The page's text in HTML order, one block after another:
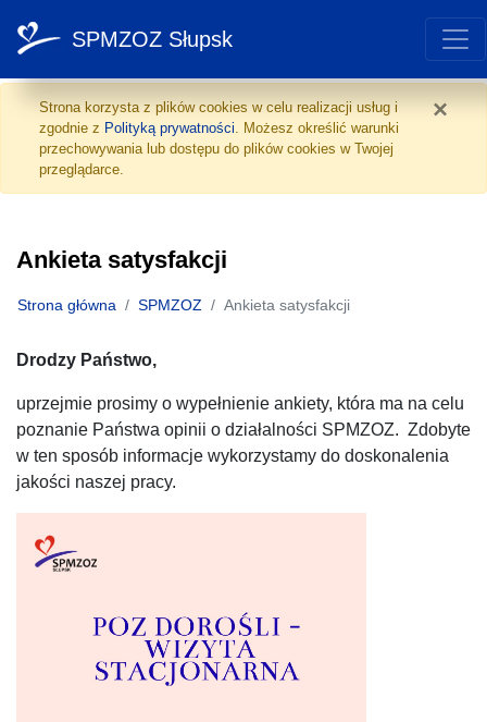
Ankieta satysfakcji ×
Strona korzysta z plików cookies w celu realizacji usług i
zgodnie z Polityką prywatności. Możesz określić warunki
przechowywania lub dostępu do plików cookies w Twojej
przeglądarce.
SPMZOZ Słupsk
Ankieta satysfakcji
Strona główna SPMZOZ Ankieta satysfakcji
Drodzy Państwo,
uprzejmie prosimy o wypełnienie ankiety, która ma na celu
poznanie Państwa opinii o działalności SPMZOZ. Zdobyte
w ten sposób informacje wykorzystamy do doskonalenia
jakości naszej pracy.